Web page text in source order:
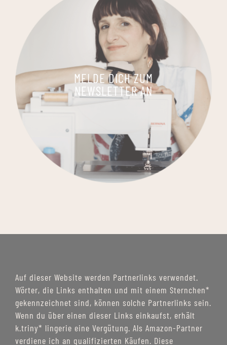
MELDE DICH ZUM
NEWSLETTER AN
Auf dieser Website werden Partnerlinks verwendet.
Wörter, die Links enthalten und mit einem Sternchen*
gekennzeichnet sind, können solche Partnerlinks sein.
Wenn du über einen dieser Links einkaufst, erhält
k.triny* lingerie eine Vergütung. Als Amazon-Partner
verdiene ich an qualifizierten Käufen. Diese